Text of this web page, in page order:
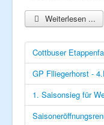
Weiterlesen ...
Cottbuser
GP Flliegerhorst -
1. Saisonsieg für